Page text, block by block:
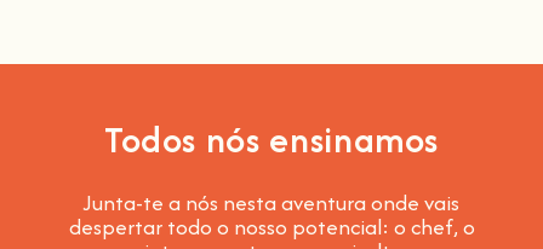
Todos nós ensinamos
Junta-te a nós nesta aventura onde vais
despertar todo o nosso potencial: o chef, o